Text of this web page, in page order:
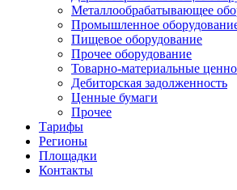
Металлообрабатывающее
Промышленное
Пищевое оборудование
Прочее оборудование
Товарно-материальные
Дебиторская задолженность
Ценные бумаги
Прочее
Тарифы
Регионы
Площадки
Контакты